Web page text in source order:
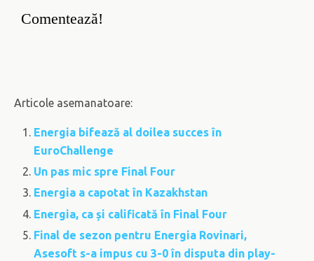
Comentează!
Articole asemanatoare:
Energia bifează al doilea succes în
EuroChallenge
Un pas mic spre Final Four
Energia a capotat în Kazakhstan
Energia, ca și calificată în Final Four
Final de sezon pentru Energia Rovinari,
Asesoft s-a impus cu 3-0 în disputa din play-